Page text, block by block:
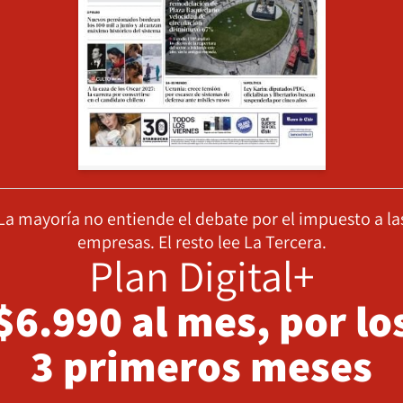
mayoría no entiende el debate por el impuesto a
empresas. El resto lee La Tercera.
Plan Digital+
al mes, por
3 primeros meses